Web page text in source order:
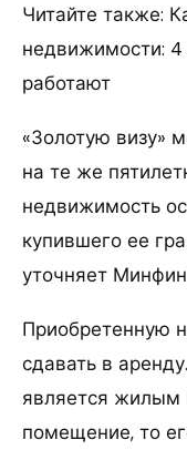
Читайте также:
недвижимости: 4
работают
«Золотую визу»
на те же
недвижимость
купившего ее
уточняет
Приобретенную
сдавать в
является жилым
помещение, то